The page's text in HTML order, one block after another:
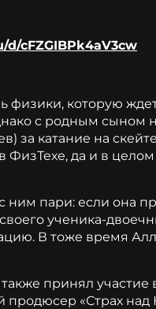
cFZGIBPk4aV3cw
физики, которую
с родным сыном
за катание на
да и в
пари: если она
ученика-
В тоже время
принял
«Страх